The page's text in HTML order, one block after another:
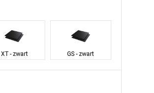
XT - zwart GS - zwart